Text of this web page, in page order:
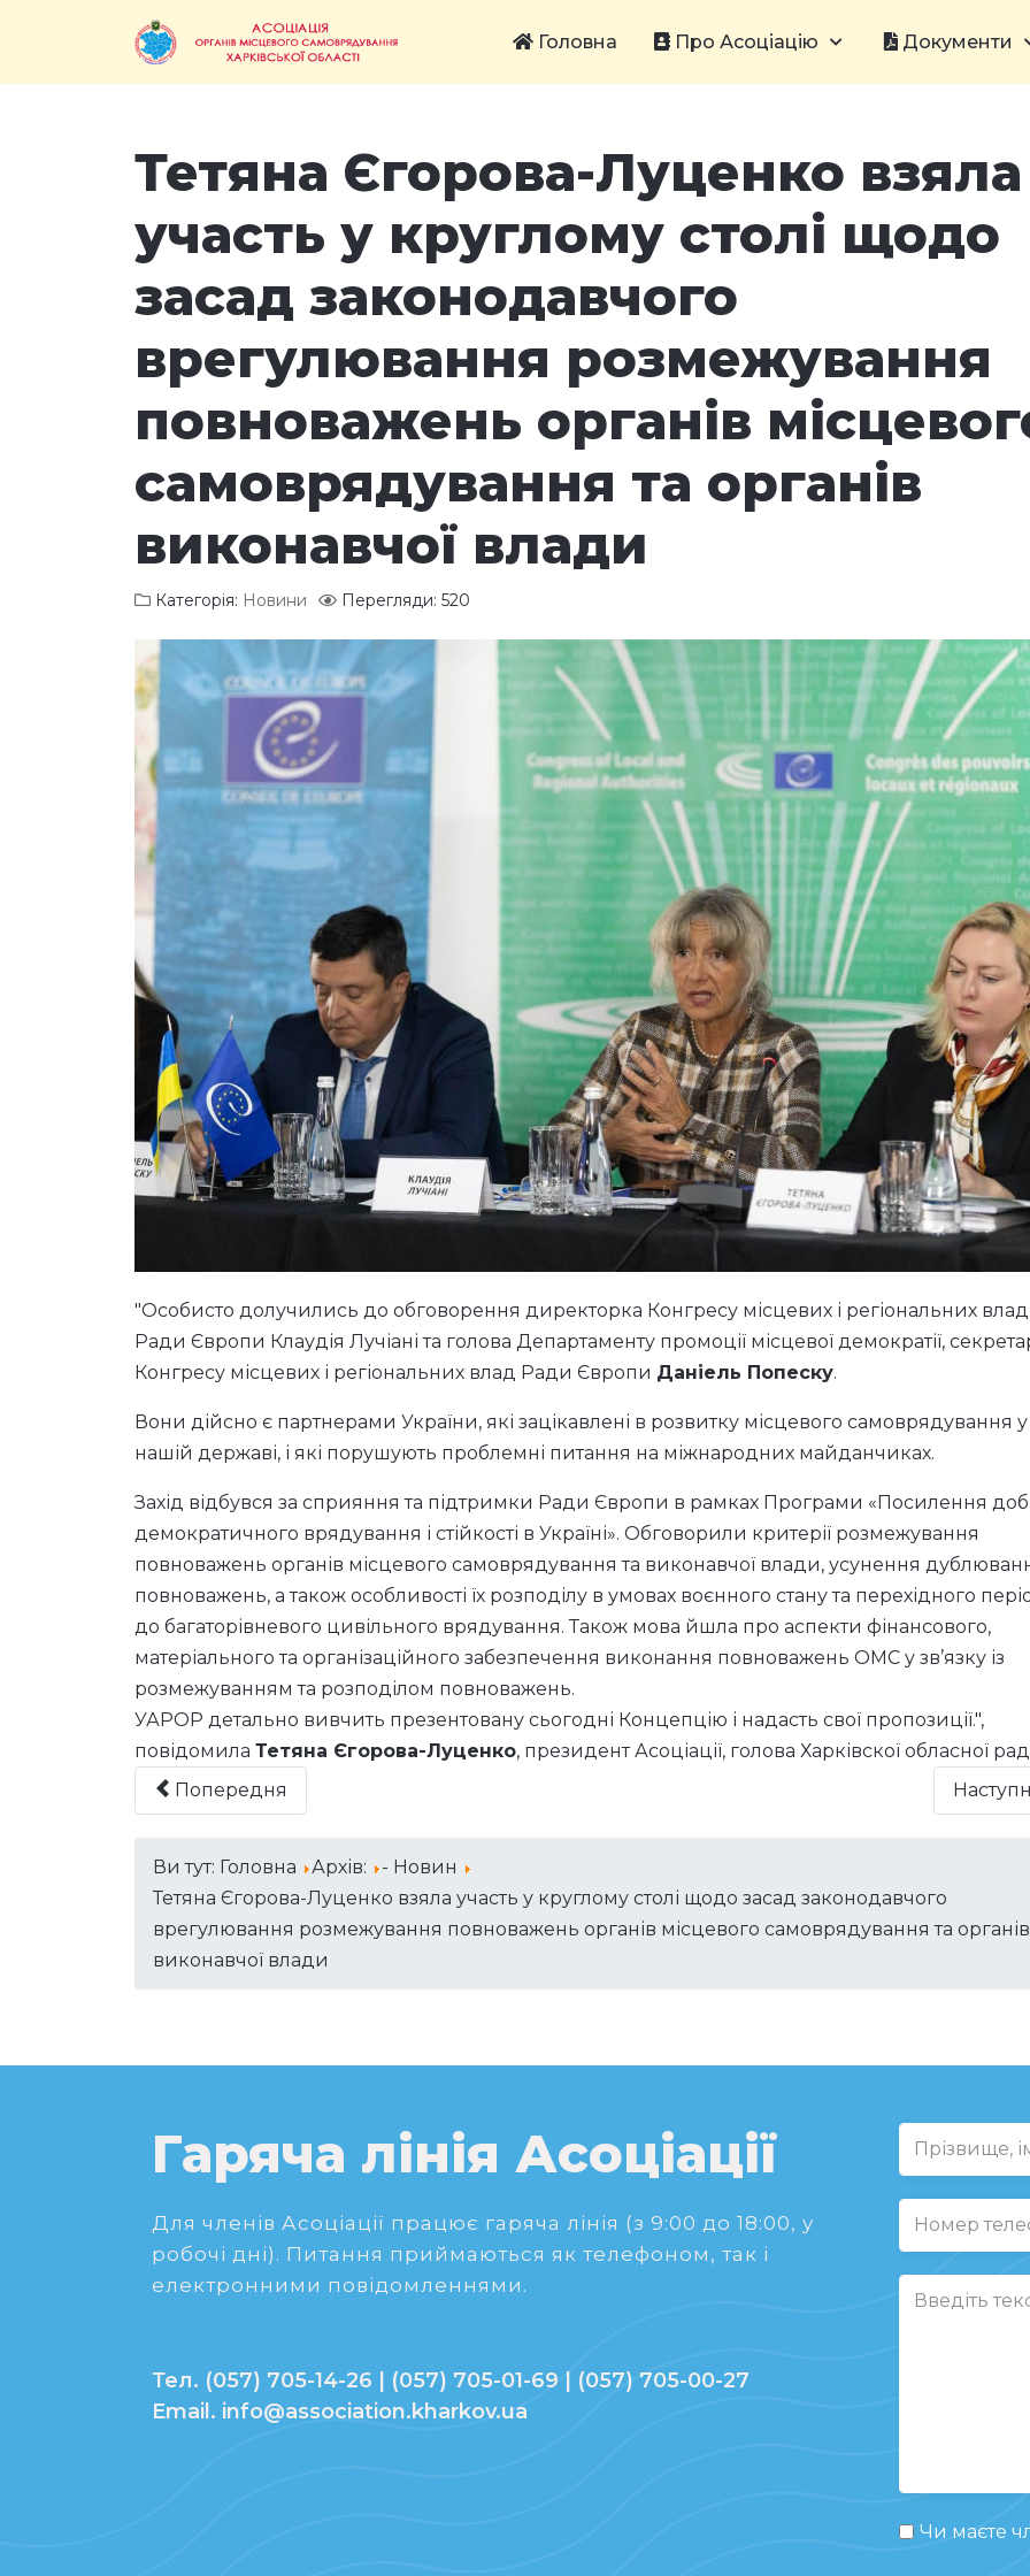
Головна Про Асоціацію Документи
Тетяна Єгорова-Луценко взяла
участь у круглому столі щодо
засад законодавчого
врегулювання розмежування
повноважень органів
самоврядування та органів
виконавчої влади
Категорія: Новини Перегляди: 520
"Особисто долучились до обговорення директорка Конгресу місцевих і регіональних влад
Ради Європи Клаудія Лучіані та голова Департаменту промоції місцевої демократії,
Конгресу місцевих і регіональних влад Ради Європи Даніель Попеску.
Вони дійсно є партнерами України, які зацікавлені в розвитку місцевого самоврядування у
нашій державі, і які порушують проблемні питання на міжнародних майданчиках.
Захід відбувся за сприяння та підтримки Ради Європи в рамках Програми «Посилення
демократичного врядування і стійкості в Україні». Обговорили критерії розмежування
повноважень органів місцевого самоврядування та виконавчої влади, усунення
повноважень, а також особливості їх розподілу в умовах воєнного стану та перехідного
до багаторівневого цивільного врядування. Також мова йшла про аспекти фінансового,
матеріального та організаційного забезпечення виконання повноважень ОМС у зв’язку із
розмежуванням та розподілом повноважень.
УАРОР детально вивчить презентовану сьогодні Концепцію і надасть свої пропозиції.",
повідомила Тетяна Єгорова-Луценко, президент Асоціації, голова Харківскої обласної
Попередня
Ви тут: Головна Архів:
- Новин
Тетяна Єгорова-Луценко взяла участь у круглому столі щодо засад законодавчого
врегулювання розмежування повноважень органів місцевого самоврядування та органів
виконавчої влади
Гаряча лінія Асоціації
Для членів Асоціації працює гаряча лінія (з 9:00 до 18:00, у
робочі дні). Питання приймаються як телефоном, так і
електронними повідомленнями.
Тел. (057) 705-14-26 | (057) 705-01-69 | (057) 705-00-27
Email. info@association.kharkov.ua
Чи маєте